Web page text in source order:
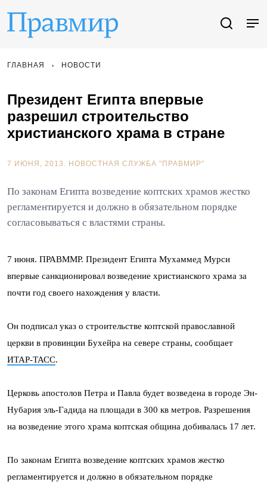
ГЛАВНАЯ НОВОСТИ
Президент Египта впервые
разрешил строительство
христианского храма в стране
7 ИЮНЯ, 2013. НОВОСТНАЯ СЛУЖБА "ПРАВМИР"
По законам Египта возведение коптских храмов жестко
регламентируется и должно в обязательном порядке
согласовываться с властями страны.
7 июня. ПРАВММР. Президент Египта Мухаммед Мурси
впервые санкционировал возведение христианского храма за
почти год своего нахождения у власти.
Он подписал указ о строительстве коптской православной
церкви в провинции Бухейра на севере страны, сообщает
ИТАР-ТАСС.
Церковь апостолов Петра и Павла будет возведена в городе Эн-
Нубария эль-Гадида на площади в 300 кв метров. Разрешения
на возведение этого храма коптская община добивалась 17 лет.
По законам Египта возведение коптских храмов жестко
регламентируется и должно в обязательном порядке